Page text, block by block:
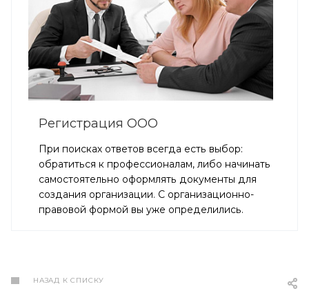
Регистрация ООО
При поисках ответов всегда есть выбор:
обратиться к профессионалам, либо начинать
самостоятельно оформлять документы для
создания организации. С организационно-
правовой формой вы уже определились.
НАЗАД К СПИСКУ